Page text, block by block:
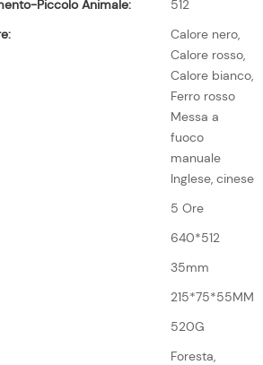
Piccolo Animale:
512
Calore nero,
Calore rosso,
Calore bianco,
Ferro rosso
Messa a
fuoco
manuale
Inglese, cinese
5 Ore
640*512
35mm
215*75*55MM
520G
Foresta,